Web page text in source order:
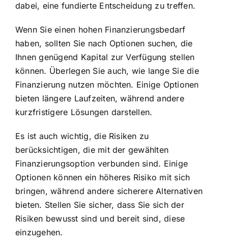
dabei, eine fundierte Entscheidung zu treffen.
Wenn Sie einen hohen Finanzierungsbedarf
haben, sollten Sie nach Optionen suchen, die
Ihnen genügend Kapital zur Verfügung stellen
können. Überlegen Sie auch, wie lange Sie die
Finanzierung nutzen möchten. Einige Optionen
bieten längere Laufzeiten, während andere
kurzfristigere Lösungen darstellen.
Es ist auch wichtig, die Risiken zu
berücksichtigen, die mit der gewählten
Finanzierungsoption verbunden sind. Einige
Optionen können ein höheres Risiko mit sich
bringen, während andere sicherere Alternativen
bieten. Stellen Sie sicher, dass Sie sich der
Risiken bewusst sind und bereit sind, diese
einzugehen.